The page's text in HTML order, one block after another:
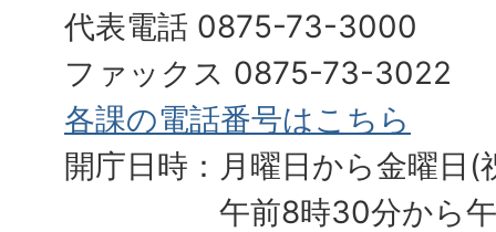
代表電話 0875-73-3000
ファックス 0875-73-3022
各課の電話番号はこちら
開庁日時：月曜日から金曜日(
午前8時30分から